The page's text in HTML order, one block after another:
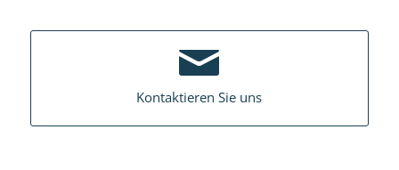
Kontaktieren Sie uns